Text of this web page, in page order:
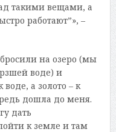
такими вещами, а
работают”», –
на озеро (мы
воде) и
а золото – к
дошла до меня.
дать
к земле и там